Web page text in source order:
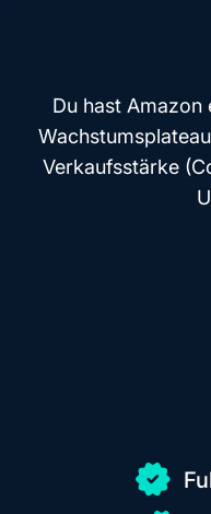
Du hast
Verkaufsstärke